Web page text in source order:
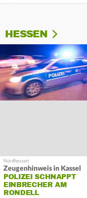
HESSEN
Zeugenhinweis in Kassel
POLIZEI SCHNAPPT
EINBRECHER AM
RONDELL